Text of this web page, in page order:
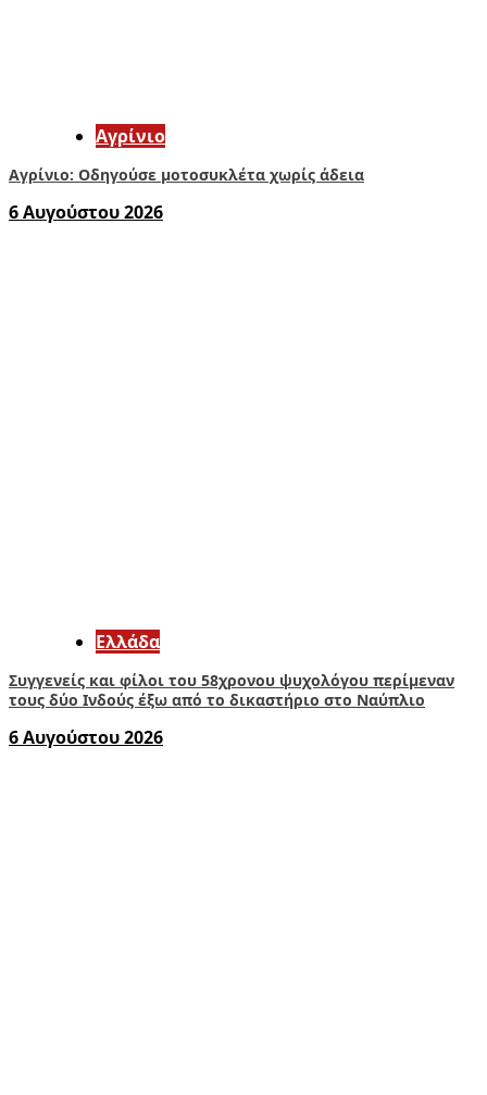
Aγρίνιο
Αγρίνιο: Οδηγούσε μοτοσυκλέτα χωρίς άδεια
6 Αυγούστου 2026
Ελλάδα
Συγγενείς και φίλοι του 58χρονου ψυχολόγου περίμεναν
τους δύο Ινδούς έξω από το δικαστήριο στο Ναύπλιο
6 Αυγούστου 2026